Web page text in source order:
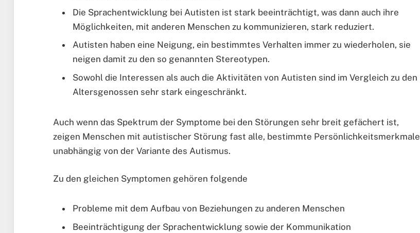
Die Sprachentwicklung bei Autisten ist stark beeinträchtigt, was dann auch ihre
Möglichkeiten, mit anderen Menschen zu kommunizieren, stark reduziert.
Autisten haben eine Neigung, ein bestimmtes Verhalten immer zu wiederholen, sie
neigen damit zu den so genannten Stereotypen.
Sowohl die Interessen als auch die Aktivitäten von Autisten sind im Vergleich zu den
Altersgenossen sehr stark eingeschränkt.
Auch wenn das Spektrum der Symptome bei den Störungen sehr breit gefächert ist,
zeigen Menschen mit autistischer Störung fast alle, bestimmte Persönlichkeitsmerkmale
unabhängig von der Variante des Autismus.
Zu den gleichen Symptomen gehören folgende
Probleme mit dem Aufbau von Beziehungen zu anderen Menschen
Beeinträchtigung der Sprachentwicklung sowie der Kommunikation